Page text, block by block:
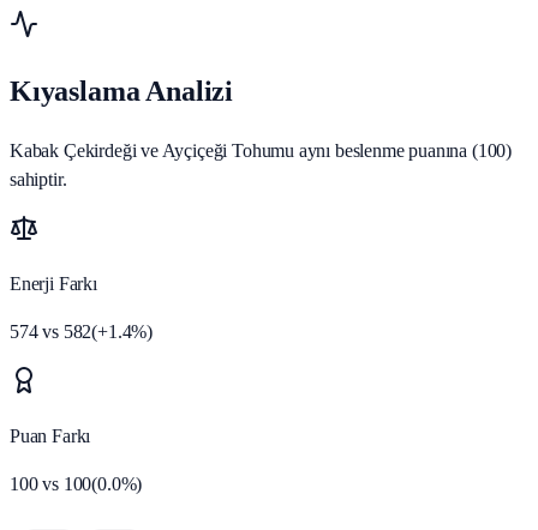
Kıyaslama Analizi
Kabak Çekirdeği ve Ayçiçeği Tohumu aynı beslenme puanına (100)
sahiptir.
Enerji Farkı
574vs 582(+1.4%)
Puan Farkı
100vs 100(0.0%)